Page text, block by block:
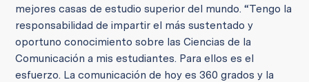
mejores casas de estudio superior del mundo. “Tengo la
responsabilidad de impartir el más sustentado y
oportuno conocimiento sobre las Ciencias de la
Comunicación a mis estudiantes. Para ellos es el
esfuerzo. La comunicación de hoy es 360 grados y la